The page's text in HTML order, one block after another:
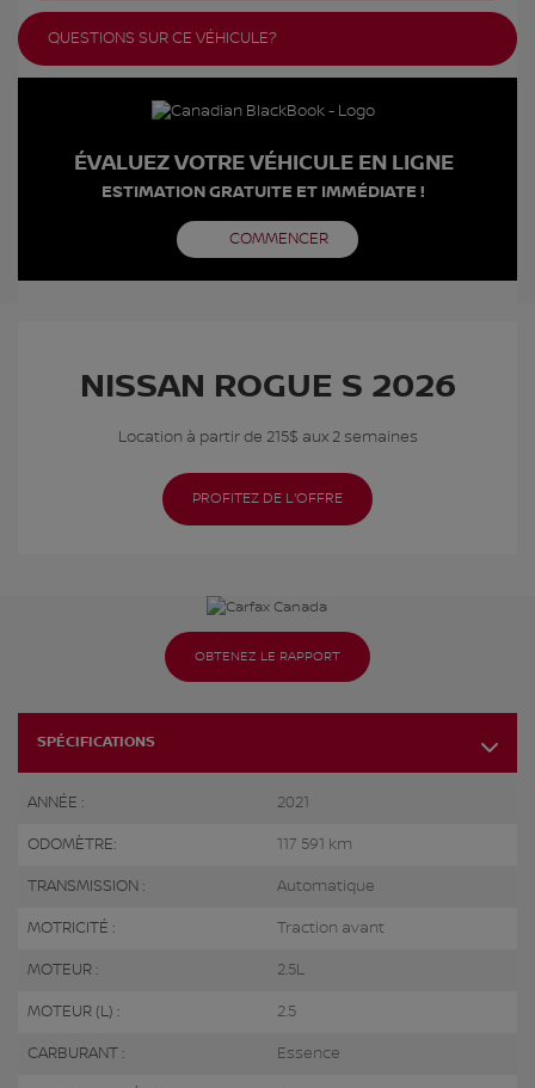
OBTENEZ LE RAPPORT
SPÉCIFICATIONS
ANNÉE : 2021
ODOMÈTRE: 117 591 km
TRANSMISSION : Automatique
MOTRICITÉ : Traction avant
MOTEUR : 2.5L
MOTEUR (L) : 2.5
CARBURANT : Essence
QUESTIONS SUR CE VÉHICULE?
ÉVALUEZ VOTRE VÉHICULE EN LIGNE
ESTIMATION GRATUITE ET IMMÉDIATE !
COMMENCER
NISSAN ROGUE S 2026
Location à partir de 215$ aux 2 semaines
PROFITEZ DE L'OFFRE